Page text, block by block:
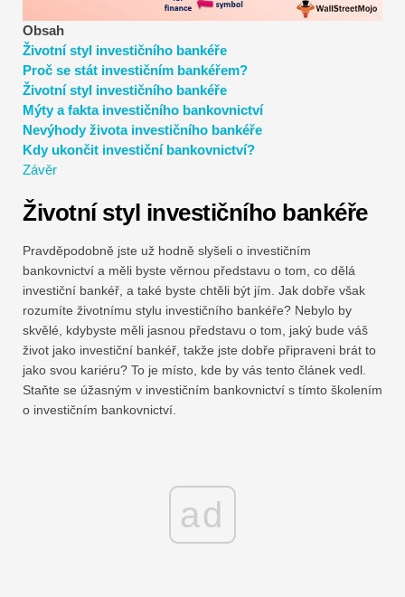
Návody k finančnímu modelování
Plná forma
Výukové programy pro řízení rizik
Obsah
Životní styl investičního bankéře
Proč se stát investičním bankéřem?
Životní styl investičního bankéře
Mýty a fakta investičního bankovnictví
Nevýhody života investičního bankéře
Kdy ukončit investiční bankovnictví?
Závěr
Životní styl investičního bankéře
Pravděpodobně jste už hodně slyšeli o investičním
bankovnictví a měli byste věrnou představu o tom, co dělá
investiční bankéř, a také byste chtěli být jím. Jak dobře však
rozumíte životnímu stylu investičního bankéře? Nebylo by
skvělé, kdybyste měli jasnou představu o tom, jaký bude váš
život jako investiční bankéř, takže jste dobře připraveni brát to
jako svou kariéru? To je místo, kde by vás tento článek vedl.
Staňte se úžasným v investičním bankovnictví s tímto školením
o investičním bankovnictví.
ad